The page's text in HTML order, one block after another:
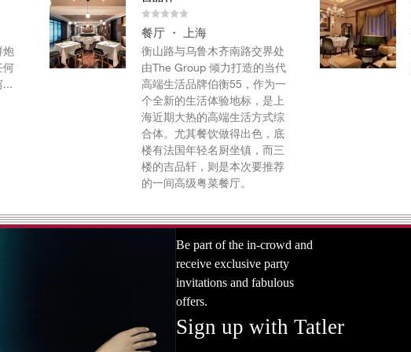
炮
何
...
餐厅 ・ 上海
衡山路与乌鲁木齐南路交界处
由The Group 倾力打造的当代
高端生活品牌伯衡55，作为一
个全新的生活体验地标，是上
海近期大热的高端生活方式综
合体。尤其餐饮做得出色，底
楼有法国年轻名厨坐镇，而三
楼的吉品轩，则是本次要推荐
的一间高级粤菜餐厅。
Be part of the in-crowd and
receive exclusive party
invitations and fabulous
offers.
Sign up with Tatler